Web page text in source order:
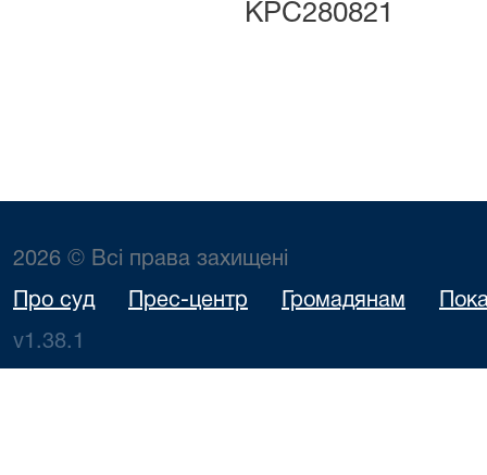
КРС280821
2026 © Всі права захищені
Про суд Прес-центр Громадянам
v1.38.1